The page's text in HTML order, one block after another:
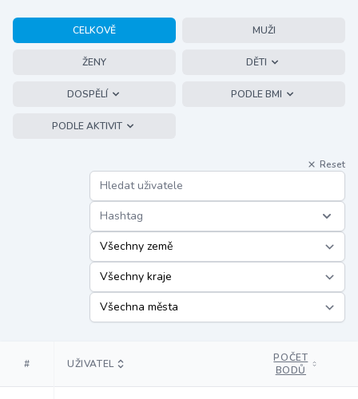
CELKOVĚ MUŽI
ŽENY DĚTI
DOSPĚLÍ PODLE BMI
PODLE AKTIVIT
Reset
Hashtag
# UŽIVATEL
POČET
BODŮ